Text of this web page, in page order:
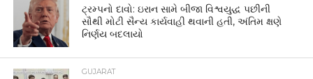
ટ્રમ્પનો દાવો: ઇરાન સામે બીજા વિશ્વયુદ્ધ પછીની
સૌથી મોટી સૈન્ય કાર્યવાહી થવાની હતી, અંતિમ ક્ષણે
નિર્ણય બદલાયો
GUJARAT